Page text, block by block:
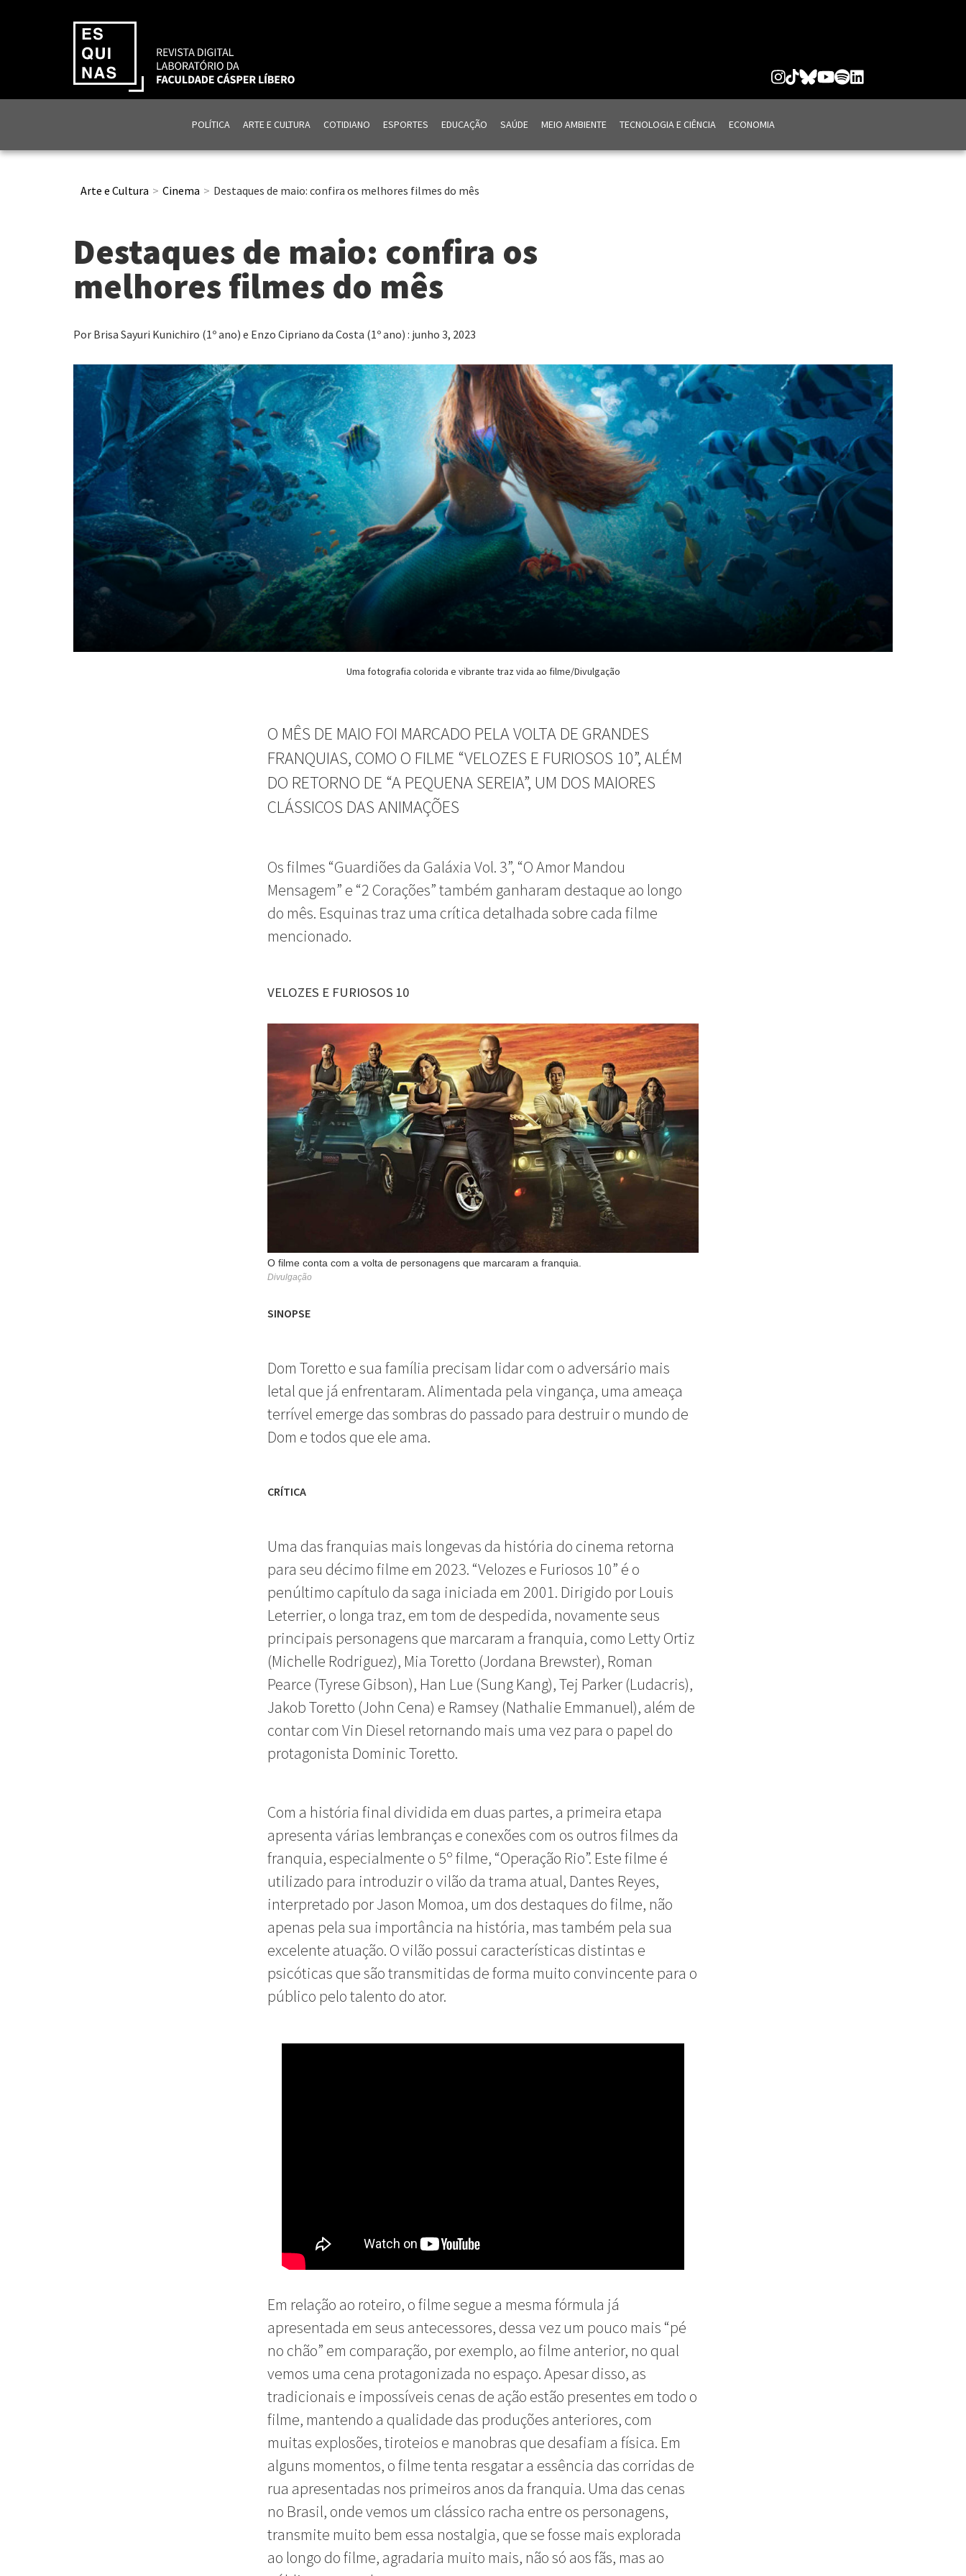
POLÍTICA ARTE E CULTURA COTIDIANO ESPORTES EDUCAÇÃO SAÚDE MEIO AMBIENTE TECNOLOGIA E CIÊNCIA ECONOMIA
Arte e Cultura Cinema Destaques de maio: confira os melhores filmes do mês
Destaques de maio: confira os
melhores filmes do mês
Por Brisa Sayuri Kunichiro (1º ano) e Enzo Cipriano da Costa (1º ano) : junho 3, 2023
Uma fotografia colorida e vibrante traz vida ao filme/Divulgação
O MÊS DE MAIO FOI MARCADO PELA VOLTA DE GRANDES
FRANQUIAS, COMO O FILME “VELOZES E FURIOSOS 10”, ALÉM
DO RETORNO DE “A PEQUENA SEREIA”, UM DOS MAIORES
CLÁSSICOS DAS ANIMAÇÕES
Os filmes “Guardiões da Galáxia Vol. 3”, “O Amor Mandou
Mensagem” e “2 Corações” também ganharam destaque ao longo
do mês. Esquinas traz uma crítica detalhada sobre cada filme
mencionado.
VELOZES E FURIOSOS 10
O filme conta com a volta de personagens que marcaram a franquia.
Divulgação
SINOPSE
Dom Toretto e sua família precisam lidar com o adversário mais
letal que já enfrentaram. Alimentada pela vingança, uma ameaça
terrível emerge das sombras do passado para destruir o mundo de
Dom e todos que ele ama.
CRÍTICA
Uma das franquias mais longevas da história do cinema retorna
para seu décimo filme em 2023. “Velozes e Furiosos 10” é o
penúltimo capítulo da saga iniciada em 2001. Dirigido por Louis
Leterrier, o longa traz, em tom de despedida, novamente seus
principais personagens que marcaram a franquia, como Letty Ortiz
(Michelle Rodriguez), Mia Toretto (Jordana Brewster), Roman
Pearce (Tyrese Gibson), Han Lue (Sung Kang), Tej Parker (Ludacris),
Jakob Toretto (John Cena) e Ramsey (Nathalie Emmanuel), além de
contar com Vin Diesel retornando mais uma vez para o papel do
protagonista Dominic Toretto.
Com a história final dividida em duas partes, a primeira etapa
apresenta várias lembranças e conexões com os outros filmes da
franquia, especialmente o 5º filme, “Operação Rio”. Este filme é
utilizado para introduzir o vilão da trama atual, Dantes Reyes,
interpretado por Jason Momoa, um dos destaques do filme, não
apenas pela sua importância na história, mas também pela sua
excelente atuação. O vilão possui características distintas e
psicóticas que são transmitidas de forma muito convincente para o
público pelo talento do ator.
Em relação ao roteiro, o filme segue a mesma fórmula já
apresentada em seus antecessores, dessa vez um pouco mais “pé
no chão” em comparação, por exemplo, ao filme anterior, no qual
vemos uma cena protagonizada no espaço. Apesar disso, as
tradicionais e impossíveis cenas de ação estão presentes em todo o
filme, mantendo a qualidade das produções anteriores, com
muitas explosões, tiroteios e manobras que desafiam a física. Em
alguns momentos, o filme tenta resgatar a essência das corridas de
rua apresentadas nos primeiros anos da franquia. Uma das cenas
no Brasil, onde vemos um clássico racha entre os personagens,
transmite muito bem essa nostalgia, que se fosse mais explorada
ao longo do filme, agradaria muito mais, não só aos fãs, mas ao